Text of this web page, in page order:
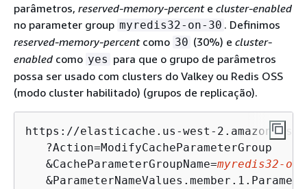
parâmetros, reserved-memory-percente cluster-enabled
no parameter group myredis32-on-30 . Definimos
reserved-memory-percentcomo 30 (30%) e cluster-
enabled como yes para que o grupo de parâmetros
possa ser usado com clusters do Valkey ou Redis OSS
(modo cluster habilitado) (grupos de replicação).
https://elasticache.us-west-
   ?Action=ModifyCacheParameterGroup
   &CacheParameterGroupName=
myredis32-